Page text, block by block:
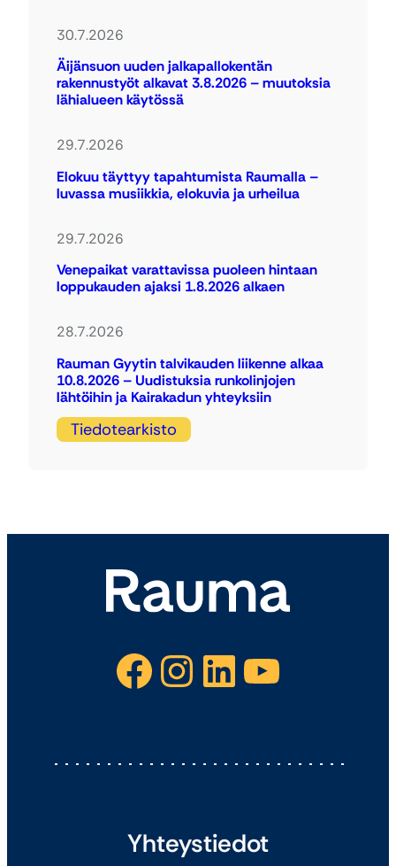
30.7.2026
Äijänsuon uuden jalkapallokentän
rakennustyöt alkavat 3.8.2026 – muutoksia
lähialueen käytössä
29.7.2026
Elokuu täyttyy tapahtumista Raumalla –
luvassa musiikkia, elokuvia ja urheilua
29.7.2026
Venepaikat varattavissa puoleen hintaan
loppukauden ajaksi 1.8.2026 alkaen
28.7.2026
Rauman Gyytin talvikauden liikenne alkaa
10.8.2026 – Uudistuksia runkolinjojen
lähtöihin ja Kairakadun yhteyksiin
Tiedotearkisto
Facebook Instagram LinkedIn YouTube
Yhteystiedot